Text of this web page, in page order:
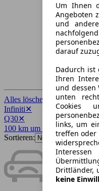
Um Ihnen
Angeboten
und
darauf
Dadurch ist
Ihren
und dessen
unten
Cookies
links, um
treffen oder
Drittländer,
keine
Alles löschen
Infiniti✕
Q30✕
100 km um 79098✕
Sortieren: